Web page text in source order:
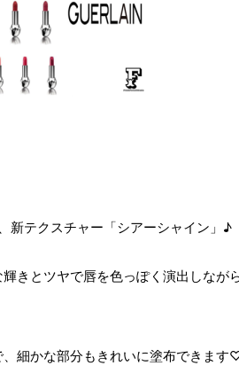
新テクスチャー「シアーシャイン」♪
きとツヤで唇を色っぽく演出しなが
細かな部分もきれいに塗布できます